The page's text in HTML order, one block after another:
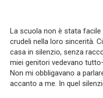
La scuola non è stata
crudeli nella loro sincerità.
casa in silenzio, senza
miei genitori vedevano
Non mi obbligavano a
accanto a me. In quel